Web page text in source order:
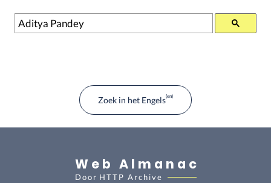
Zoeken
Zoek in het Engels
Web Almanac
Door HTTP Archive